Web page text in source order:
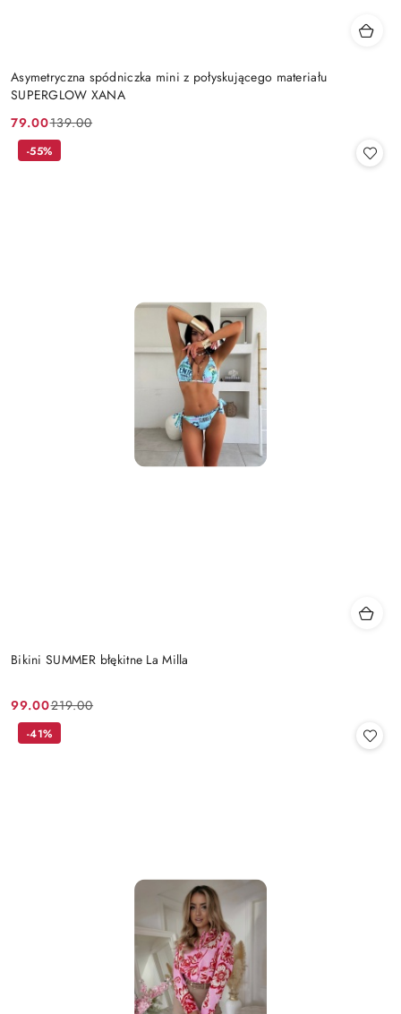
Asymetryczna spódniczka mini z połyskującego materiału
SUPERGLOW XANA
Cena
promocyjna:
79.00
Cena
przed
139.00
Bikini SUMMER błękitne La Milla
Cena
promocyjna:
99.00
Cena
przed
219.00
-55%
-41%